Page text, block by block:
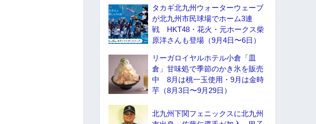
タカギ北九州ウォーターウェーブ
が北九州市民球場でホーム3連
戦 HKT48・花火・元ホークス柴
原洋さんも登場（9月4日〜6日）
リーガロイヤルホテル小倉「皿
倉」甘味処で季節のかき氷を販売
中 8月は桃一玉使用・9月は金時
芋（8月3日〜9月29日）
北九州下関フェニックスに北九州